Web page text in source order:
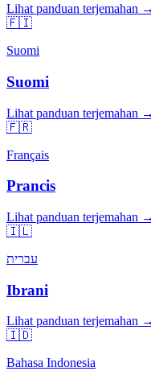
Lihat panduan terjemahan →
🇫🇮
Suomi
Suomi
Lihat panduan terjemahan →
🇫🇷
Français
Prancis
Lihat panduan terjemahan →
🇮🇱
עברית
Ibrani
Lihat panduan terjemahan →
🇮🇩
Bahasa Indonesia